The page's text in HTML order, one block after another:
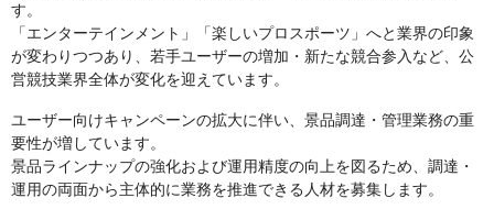
す。
「エンターテインメント」「楽しいプロスポーツ」へと業界の印象
が変わりつつあり、若手ユーザーの増加・新たな競合参入など、公
営競技業界全体が変化を迎えています。
ユーザー向けキャンペーンの拡大に伴い、景品調達・管理業務の重
要性が増しています。
景品ラインナップの強化および運用精度の向上を図るため、調達・
運用の両面から主体的に業務を推進できる人材を募集します。